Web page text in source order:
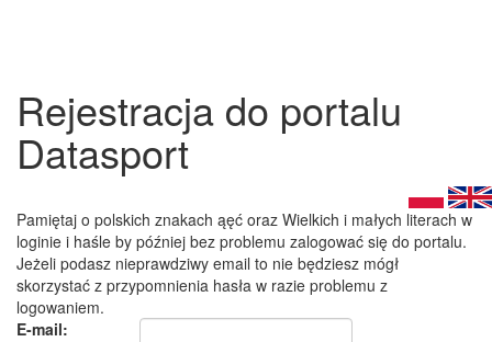
Rejestracja do portalu
Datasport
Pamiętaj o polskich znakach ąęć oraz Wielkich i małych literach w
loginie i haśle by później bez problemu zalogować się do portalu.
Jeżeli podasz nieprawdziwy email to nie będziesz mógł
skorzystać z przypomnienia hasła w razie problemu z
logowaniem.
E-mail: